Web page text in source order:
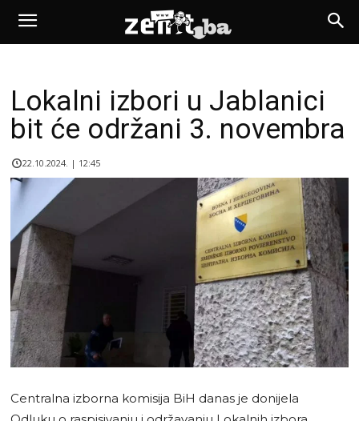
Lokalni izbori u Jablanici
bit će održani 3. novembra
22.10.2024. | 12:45
Centralna izborna komisija BiH danas je donijela